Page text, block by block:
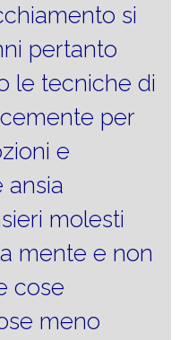
si
pertanto
le tecniche di
per
e
ansia
molesti
mente e non
cose
meno